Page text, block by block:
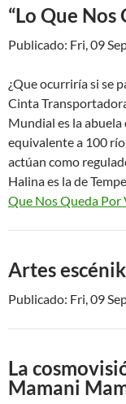
“Lo Que Nos
Publicado: Fri, 09
¿Que ocurriría si se
Cinta
Mundial es la
equivalente a 100
actúan como
Halina es la de
Que Nos Queda Por
Artes
Publicado: Fri, 09
La
Mamani